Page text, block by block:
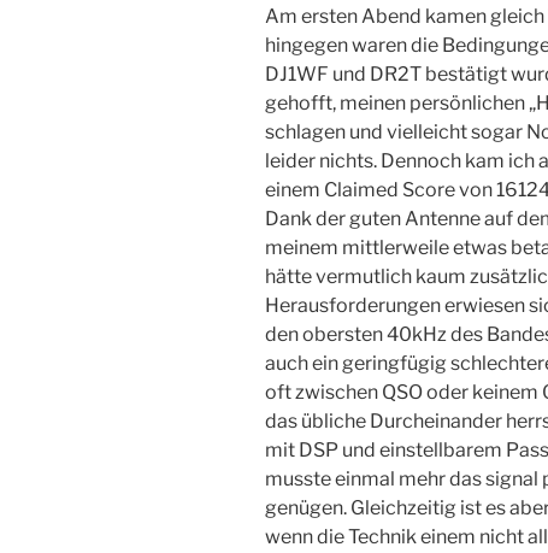
Am ersten Abend kamen
hingegen waren die
DJ1WF und DR2T bestätigt
gehofft, meinen persönlichen
schlagen und vielleicht sogar
leider nichts. Dennoch kam ich
einem Claimed Score von
Dank der guten Antenne auf
meinem mittlerweile etwas
hätte vermutlich kaum
Herausforderungen erwiesen
den obersten 40kHz des
auch ein geringfügig
oft zwischen QSO oder keinem
das übliche Durcheinander
mit DSP und einstellbarem
musste einmal mehr das
genügen. Gleichzeitig ist es
wenn die Technik einem nicht